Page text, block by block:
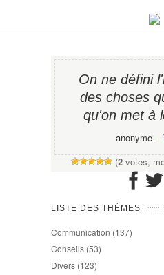
On ne défini
des choses
qu'on met à
anonyme −
(2 votes,
LISTE DES THÈMES
Communication (137)
Conseils (53)
Divers (123)